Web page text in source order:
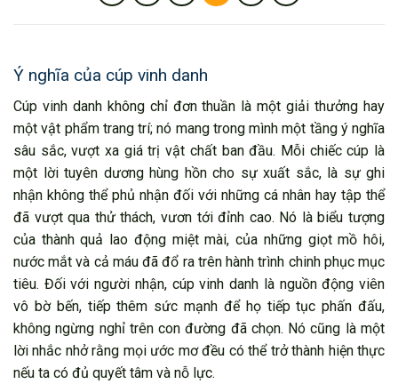
Ý nghĩa của cúp vinh danh
Cúp vinh danh không chỉ đơn thuần là một giải thưởng hay
một vật phẩm trang trí; nó mang trong mình một tầng ý nghĩa
sâu sắc, vượt xa giá trị vật chất ban đầu. Mỗi chiếc cúp là
một lời tuyên dương hùng hồn cho sự xuất sắc, là sự ghi
nhận không thể phủ nhận đối với những cá nhân hay tập thể
đã vượt qua thử thách, vươn tới đỉnh cao. Nó là biểu tượng
của thành quả lao động miệt mài, của những giọt mồ hôi,
nước mắt và cả máu đã đổ ra trên hành trình chinh phục mục
tiêu. Đối với người nhận, cúp vinh danh là nguồn động viên
vô bờ bến, tiếp thêm sức mạnh để họ tiếp tục phấn đấu,
không ngừng nghỉ trên con đường đã chọn. Nó cũng là một
lời nhắc nhở rằng mọi ước mơ đều có thể trở thành hiện thực
nếu ta có đủ quyết tâm và nỗ lực.